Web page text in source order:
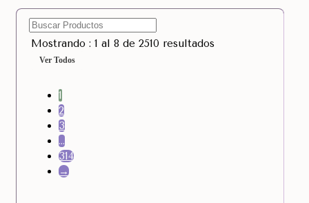
Mostrando : 1 al 8 de 2510 resultados
Ver Todos
1
2
3
…
314
→